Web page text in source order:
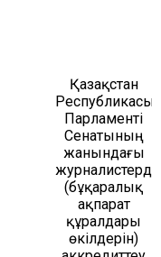
Қазақстан
Республикасы
Парламенті
Сенатының
жанындағы
журналистерді
(бұқаралық
ақпарат
құралдары
өкілдерін)